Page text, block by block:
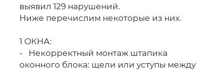
выявил 129 нарушений.
Ниже перечислим некоторые из них.
1 ОКНА:
- Некорректный монтаж штапика
оконного блока: щели или уступы между